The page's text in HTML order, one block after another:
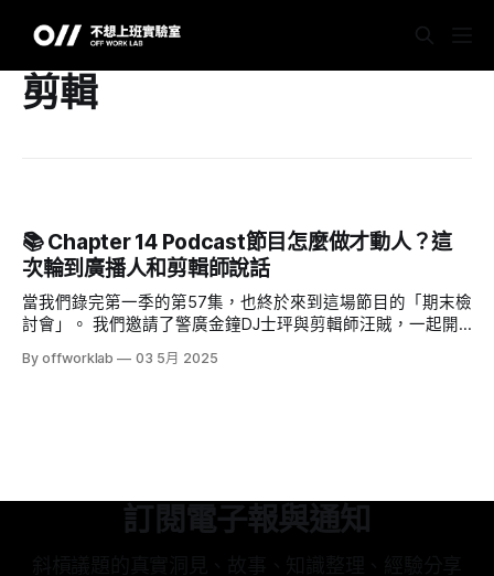
剪輯
📚 Chapter 14 Podcast節目怎麼做才動人？這
次輪到廣播人和剪輯師說話
當我們錄完第一季的第57集，也終於來到這場節目的「期末檢
討會」。 我們邀請了警廣金鐘DJ士玶與剪輯師汪賊，一起開
太多這件事。 這集沒有教你怎麼變現，卻真誠分享了：一檔
By offworklab 03 5月 2025
訂閱電子報與通知